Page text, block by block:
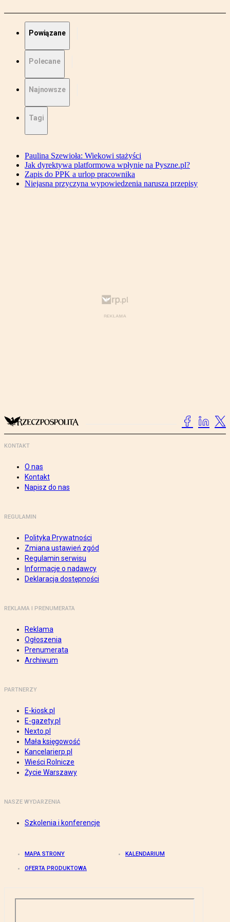
Powiązane
Polecane
Najnowsze
Tagi
Paulina Szewioła: Wiekowi stażyści
Jak dyrektywa platformowa wpłynie na Pyszne.pl?
Zapis do PPK a urlop pracownika
Niejasna przyczyna wypowiedzenia narusza przepisy
KONTAKT
O nas
Kontakt
Napisz do nas
REGULAMIN
Polityka Prywatności
Zmiana ustawień zgód
Regulamin serwisu
Informacje o nadawcy
Deklaracja dostępności
REKLAMA I PRENUMERATA
Reklama
Ogłoszenia
Prenumerata
Archiwum
PARTNERZY
E-kiosk.pl
E-gazety.pl
Nexto.pl
Mała księgowość
Kancelarierp.pl
Wieści Rolnicze
Życie Warszawy
NASZE WYDARZENIA
Szkolenia i konferencje
MAPA STRONY KALENDARIUM
OFERTA PRODUKTOWA